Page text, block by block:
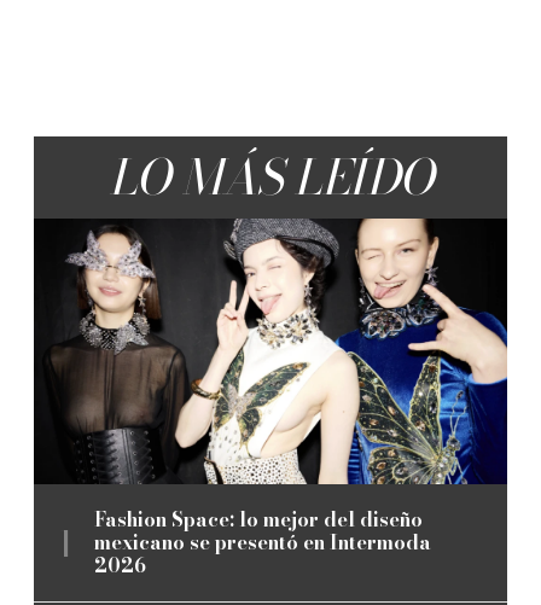
LO MÁS LEÍDO
Fashion Space: lo mejor del diseño
mexicano se presentó en Intermoda
2026